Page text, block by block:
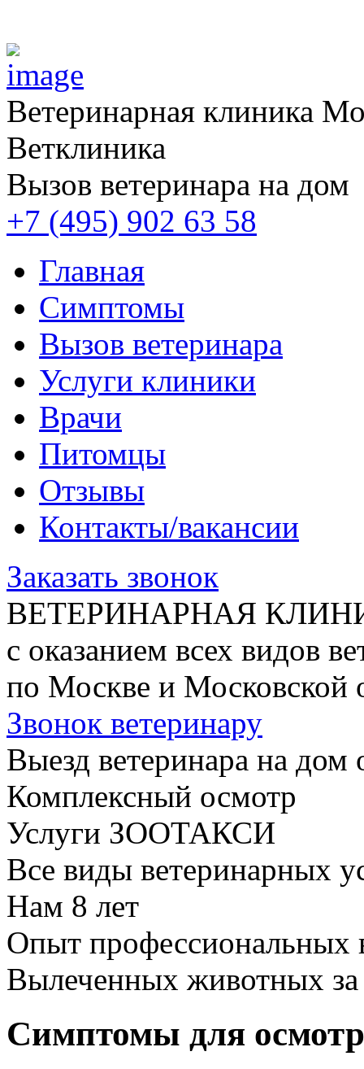
Ветеринарная клиника
Ветклиника
Вызов ветеринара на дом
+7 (495) 902 63 58
Главная
Симптомы
Вызов ветеринара
Услуги клиники
Врачи
Питомцы
Отзывы
Контакты/вакансии
Заказать звонок
ВЕТЕРИНАРНАЯ
с оказанием всех видов
по Москве и Московской
Звонок ветеринару
Выезд ветеринара на дом
Комплексный осмотр
Услуги ЗООТАКСИ
Все виды ветеринарных
Нам 8 лет
Опыт профессиональных
Вылеченных животных
Симптомы для